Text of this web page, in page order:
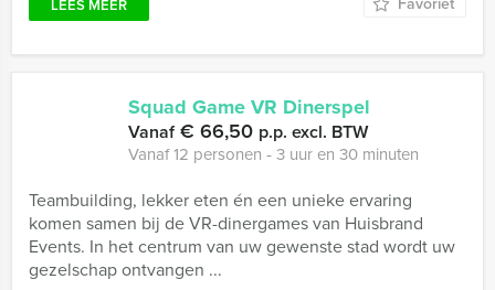
LEES MEER
Squad Game VR Dinerspel
Vanaf€ 66,50 p.p. excl. BTW
Vanaf 12 personen ‐ 3 uur en 30 minuten
Teambuilding, lekker eten én een unieke ervaring
komen samen bij de VR-dinergames van Huisbrand
Events. In het centrum van uw gewenste stad wordt uw
gezelschap ontvangen ...